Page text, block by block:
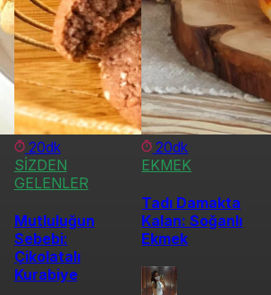
20dk
SİZDEN
GELENLER
Mutluluğun
Sebebi:
Çikolatalı
Kurabiye
20dk
EKMEK
Tadı Damakta
Kalan: Soğanlı
Ekmek